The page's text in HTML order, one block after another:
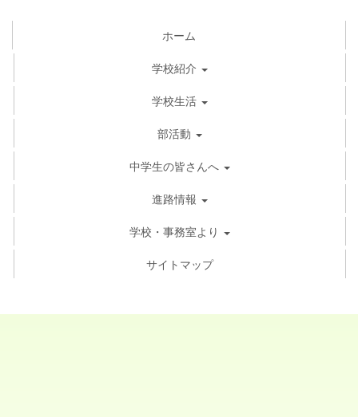
ホーム
学校紹介
学校生活
部活動
中学生の皆さんへ
進路情報
学校・事務室より
サイトマップ